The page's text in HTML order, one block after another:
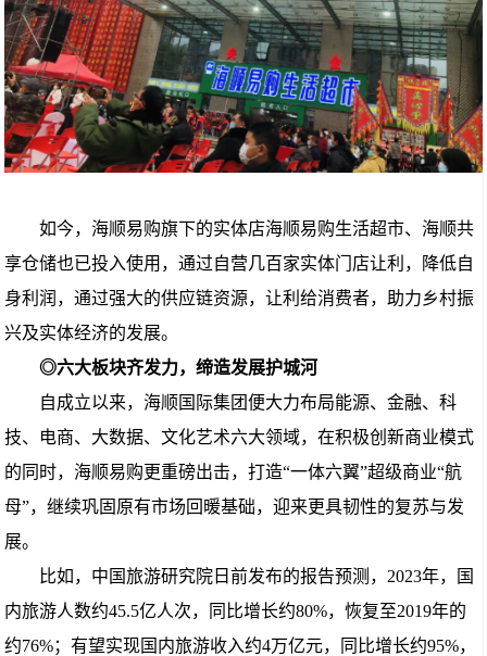
如今，海顺易购旗下的实体店海顺易购生活超市、海顺共
享仓储也已投入使用，通过自营几百家实体门店让利，降低自
身利润，通过强大的供应链资源，让利给消费者，助力乡村振
兴及实体经济的发展。
◎六大板块齐发力，缔造发展护城河
自成立以来，海顺国际集团便大力布局能源、金融、科
技、电商、大数据、文化艺术六大领域，在积极创新商业模式
的同时，海顺易购更重磅出击，打造“一体六翼”超级商业“航
母”，继续巩固原有市场回暖基础，迎来更具韧性的复苏与发
展。
比如，中国旅游研究院日前发布的报告预测，2023年，国
内旅游人数约45.5亿人次，同比增长约80%，恢复至2019年的
约76%；有望实现国内旅游收入约4万亿元，同比增长约95%，